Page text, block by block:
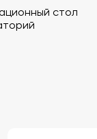
стол